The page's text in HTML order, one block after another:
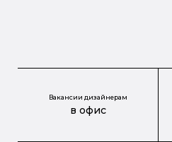
Вакансии дизайнерам
в офис